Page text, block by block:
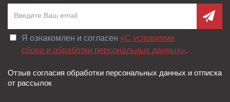
Я ознакомлен и согласен «C условиями
сбора и обработки персональных данных».
Отзыв согласия обработки персональных данных и отписка
от рассылок